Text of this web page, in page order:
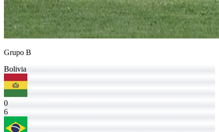
Grupo B
Bolivia
0
6